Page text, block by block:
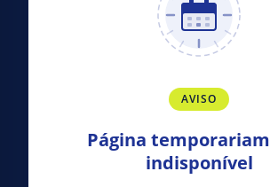
AVISO
Página
indisponível